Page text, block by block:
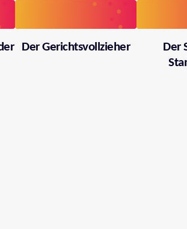
Der Gerichtsvollzieher
Der